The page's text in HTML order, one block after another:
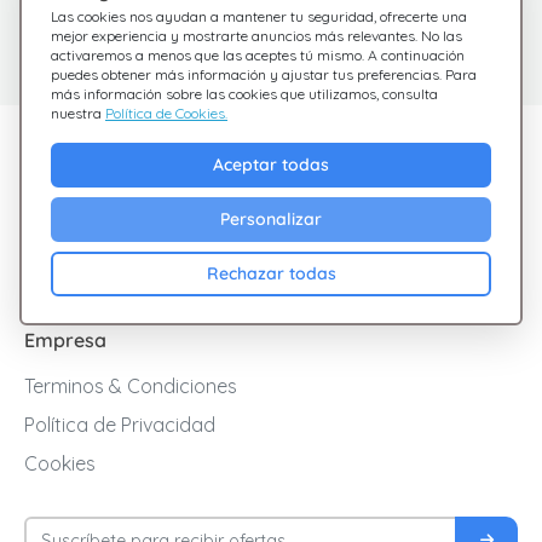
Las cookies nos ayudan a mantener tu seguridad, ofrecerte una
mejor experiencia y mostrarte anuncios más relevantes. No las
activaremos a menos que las aceptes tú mismo. A continuación
puedes obtener más información y ajustar tus preferencias. Para
más información sobre las cookies que utilizamos, consulta
nuestra Política de Cookies.
Aceptar todas
Personalizar
Rechazar todas
Estamos aquí para
ayudarte
Consulta nuestras
preguntas frecuentes
Descubre Giftsy
Ofertas
Cashback
Empresa
Terminos & Condiciones
Política de Privacidad
Cookies